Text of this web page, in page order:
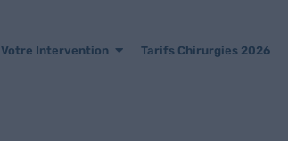
Votre Intervention Tarifs Chirurgies 2026